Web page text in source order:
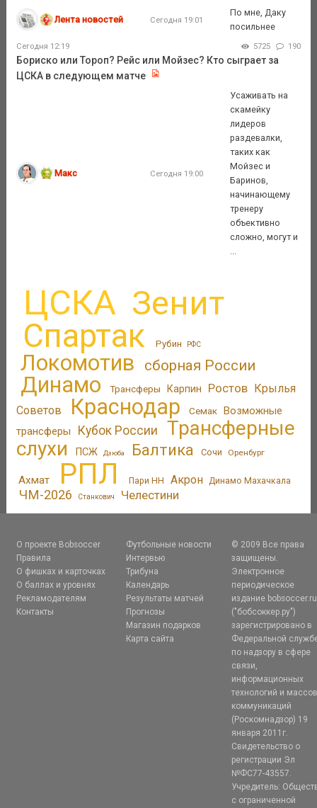
Лента новостей Сегодня 19:01
По мне, Даку
посильнее
Сегодня 12:19 5725 190
Бориско или Тороп? Рейс или Мойзес? Кто сыграет за
ЦСКА в следующем матче
Макс Сегодня 19:00
Усаживать на
скамейку
лидеров
раздевалки,
таких как
Мойзес и
Баринов,
начинающему
тренеру
объективно
сложно, могут и
ЦСКА Зенит
Спартак Рубин РФС
Локомотив сборная России
Динамо Трансферы Карпин Ростов Крылья
Советов
Краснодар Семак Возможные
трансферы
Кубок России
Трансферные
слухи
ПСЖ Дзюба Балтика Сочи Оренбург
Ахмат РПЛ Пари НН Акрон Динамо Махачкала
ЧМ-2026 Станкович Челестини
О проекте Bobsoccer
Правила
О фишках и карточках
О баллах и уровнях
Рекламодателям
Контакты
Футбольные новости
Интервью
Трибуна
Календарь
Результаты матчей
Прогнозы
Магазин подарков
Карта сайта
© 2009 Все права
защищены.
Электронное
периодическое
издание bobsoccer.ru
("бобсоккер.ру")
зарегистрировано в
Федеральной
по надзору в сфере
связи,
информационных
технологий и
коммуникаций
(Роскомнадзор) 19
января 2011г.
Свидетельство о
регистрации Эл
№ФС77-43557.
Учредитель:
с ограниченной